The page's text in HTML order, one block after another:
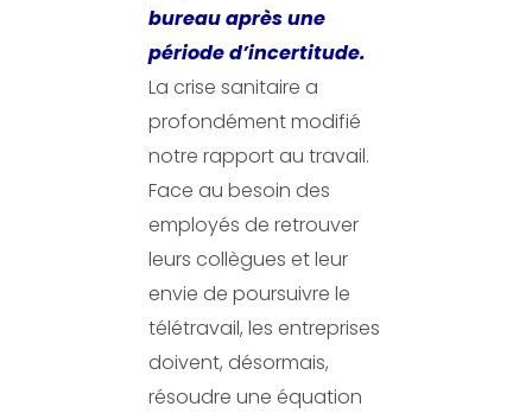
bureau après une
période d’incertitude.
La crise sanitaire a
profondément modifié
notre rapport au travail.
Face au besoin des
employés de retrouver
leurs collègues et leur
envie de poursuivre le
télétravail, les entreprises
doivent, désormais,
résoudre une équation